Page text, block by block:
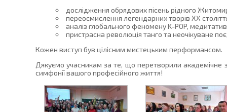
дослідження обрядових пісень рідного
переосмислення легендарних творів ХХ
аналіз глобального феномену K-POP,
пристрасна революція танго та неочікуване
Кожен виступ був цілісним мистецьким перформансом.
Дякуємо учасникам за те, що перетворили
симфонії вашого професійного життя!